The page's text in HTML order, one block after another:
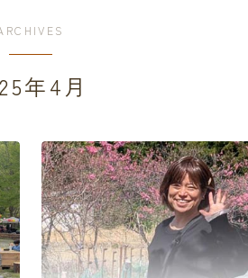
年4月